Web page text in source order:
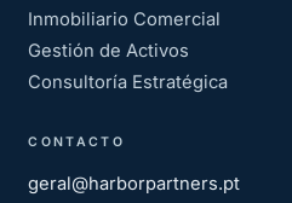
Inmobiliario Comercial
Gestión de Activos
Consultoría Estratégica
CONTACTO
geral@harborpartners.pt